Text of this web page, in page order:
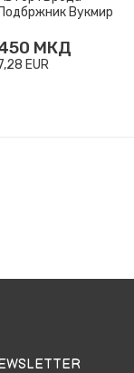
Подбржник Вукмир
МКД
EUR